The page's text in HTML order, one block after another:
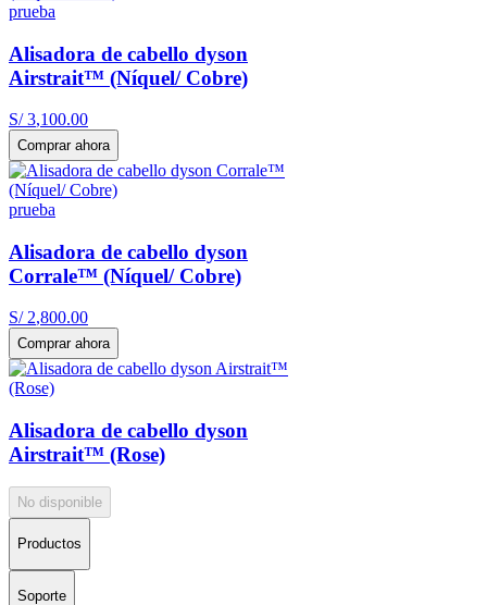
prueba
Alisadora de cabello dyson
Airstrait™ (Níquel/ Cobre)
S/ 3,100.00
Comprar ahora
prueba
Alisadora de cabello dyson
Corrale™ (Níquel/ Cobre)
S/ 2,800.00
Comprar ahora
Alisadora de cabello dyson
Airstrait™ (Rose)
No disponible
Productos
Soporte